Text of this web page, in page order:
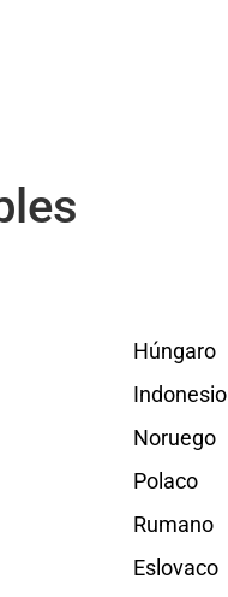
Húngaro
Indonesio
Noruego
Polaco
Rumano
Eslovaco